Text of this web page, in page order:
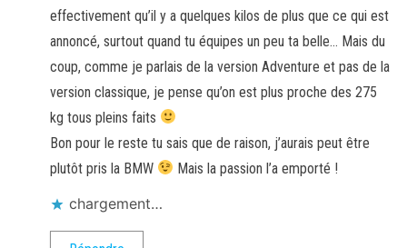
effectivement qu’il y a quelques kilos de plus que ce qui est
annoncé, surtout quand tu équipes un peu ta belle… Mais du
coup, comme je parlais de la version Adventure et pas de la
version classique, je pense qu’on est plus proche des 275
kg tous pleins faits
Bon pour le reste tu sais que de raison, j’aurais peut être
plutôt pris la BMW
Mais la passion l’a emporté !
chargement…